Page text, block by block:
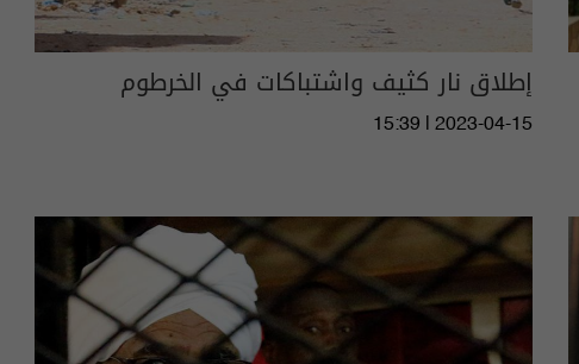
إطلاق نار كثيف واشتباكات في الخرطوم
15:39 | 2023-04-15